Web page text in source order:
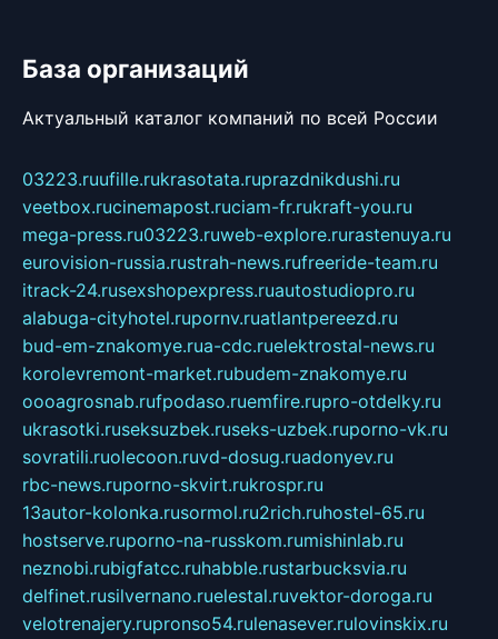
База организаций
Актуальный каталог компаний по всей России
03223.ruufille.rukrasotata.ruprazdnikdushi.ru
veetbox.rucinemapost.ruciam-fr.rukraft-you.ru
mega-press.ru03223.ruweb-explore.rurastenuya.ru
eurovision-russia.rustrah-news.rufreeride-team.ru
itrack-24.rusexshopexpress.ruautostudiopro.ru
alabuga-cityhotel.rupornv.ruatlantpereezd.ru
bud-em-znakomye.rua-cdc.ruelektrostal-news.ru
korolevremont-market.rubudem-znakomye.ru
oooagrosnab.rufpodaso.ruemfire.rupro-otdelky.ru
ukrasotki.ruseksuzbek.ruseks-uzbek.ruporno-vk.ru
sovratili.ruolecoon.ruvd-dosug.ruadonyev.ru
rbc-news.ruporno-skvirt.rukrospr.ru
13autor-kolonka.rusormol.ru2rich.ruhostel-65.ru
hostserve.ruporno-na-russkom.rumishinlab.ru
neznobi.rubigfatcc.ruhabble.rustarbucksvia.ru
delfinet.rusilvernano.ruelestal.ruvektor-doroga.ru
velotrenajery.rupronso54.rulenasever.rulovinskix.ru